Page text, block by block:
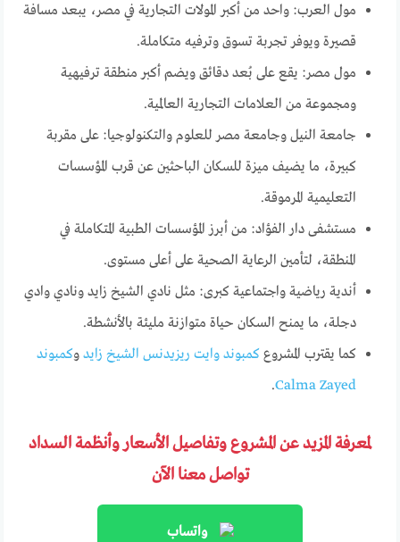
مول العرب: واحد من أكبر المولات التجارية في مصر، يبعد مسافة
قصيرة ويوفر تجربة تسوق وترفيه متكاملة.
مول مصر: يقع على بُعد دقائق ويضم أكبر منطقة ترفيهية
ومجموعة من العلامات التجارية العالمية.
جامعة النيل وجامعة مصر للعلوم والتكنولوجيا: على مقربة
كبيرة، ما يضيف ميزة للسكان الباحثين عن قرب المؤسسات
التعليمية المرموقة.
مستشفى دار الفؤاد: من أبرز المؤسسات الطبية المتكاملة في
المنطقة، لتأمين الرعاية الصحية على أعلى مستوى.
أندية رياضية واجتماعية كبرى: مثل نادي الشيخ زايد ونادي وادي
دجلة، ما يمنح السكان حياة متوازنة مليئة بالأنشطة.
كما يقترب المشروعكمبوند وايت ريزيدنس الشيخ زايد وكمبوند
Calma Zayed
.
لمعرفة المزيد عن المشروع وتفاصيل الأسعار وأنظمة السداد
تواصل معنا الآن
واتساب